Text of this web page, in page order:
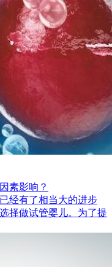
素影响？
经有了相当大的进步
择做试管婴儿。为了提